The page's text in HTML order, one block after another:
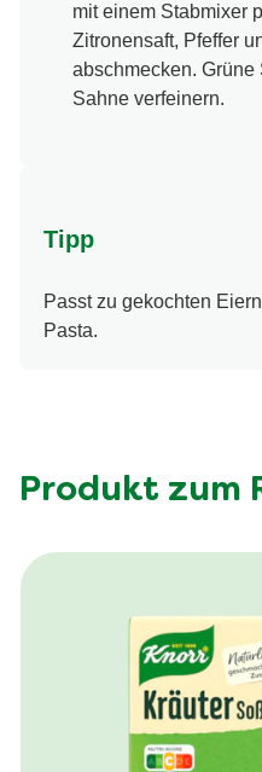
mit einem Stabmixer
Zitronensaft, Pfeffer
abschmecken.
Sahne verfeinern.
Tipp
Passt zu gekochten
Pasta.
Produkt zum